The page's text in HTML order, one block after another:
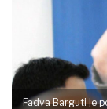
Fadva Barguti je